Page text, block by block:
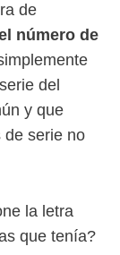
de
número de
del
y que
de serie no
la letra
que tenía?